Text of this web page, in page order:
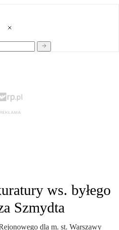
ws. byłego
Szmydta
dla m. st. Warszawy